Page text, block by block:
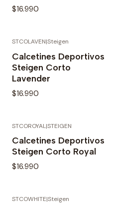
$16.990
STCOLAVEN|Steigen
Calcetines Deportivos
Steigen Corto
Lavender
$16.990
STCOROYAL|STEIGEN
Calcetines Deportivos
Steigen Corto Royal
$16.990
STCOWHITE|Steigen